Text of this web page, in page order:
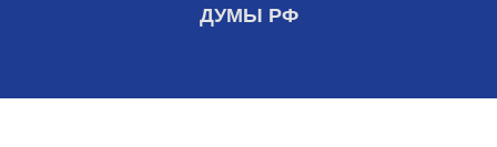
ДУМЫ РФ